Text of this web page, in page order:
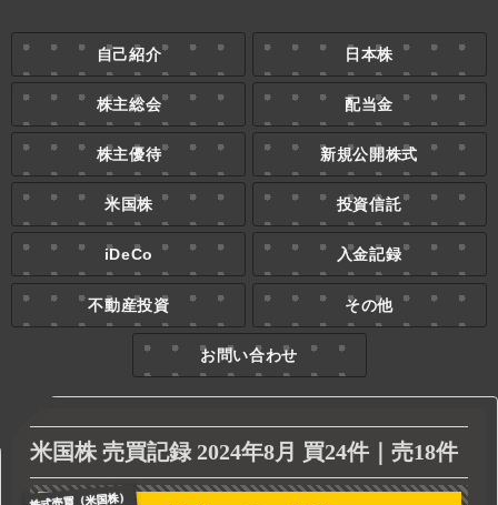
自己紹介 日本株
株主総会 配当金
株主優待 新規公開株式
米国株 投資信託
iDeCo 入金記録
不動産投資 その他
お問い合わせ
米国株 売買記録 2024年8月 買24件｜売18件